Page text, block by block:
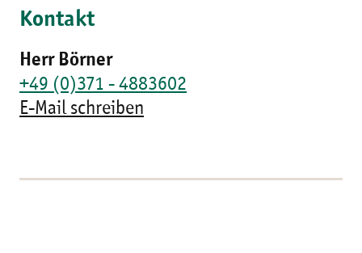
Kontakt
Herr Börner
+49 (0)371 - 4883602
E-Mail schreiben